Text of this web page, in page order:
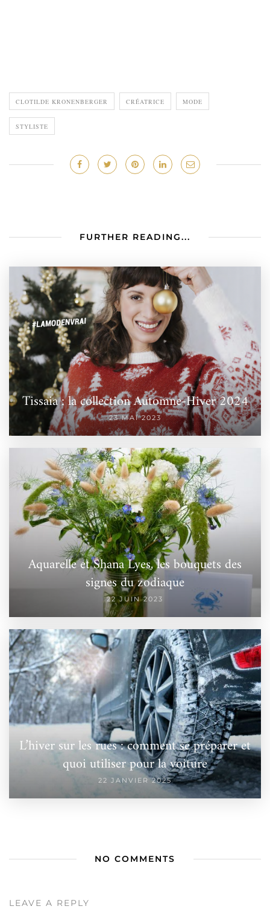
CLOTILDE KRONENBERGER CRÉATRICE MODE
STYLISTE
FURTHER READING...
Tissaia : la collection Automne-Hiver 2024
23 MAI 2023
Aquarelle et Shana Lyes, les bouquets des
signes du zodiaque
22 JUIN 2023
L’hiver sur les rues : comment se préparer et
quoi utiliser pour la voiture
22 JANVIER 2025
NO COMMENTS
LEAVE A REPLY